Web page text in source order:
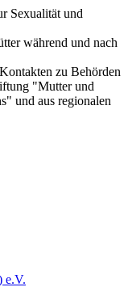
Sexualität und
während und nach
zu Behörden
"Mutter und
und aus regionalen
e.V.